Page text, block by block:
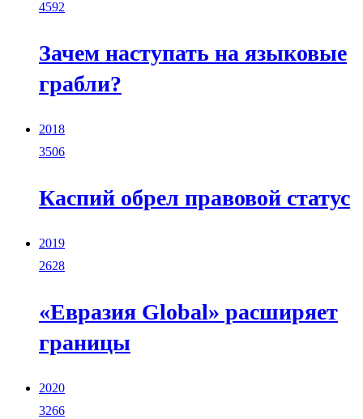
4592
Зачем наступать на языковые
грабли?
2018
3506
Каспий обрел правовой статус
2019
2628
«Евразия Global» расширяет
границы
2020
3266